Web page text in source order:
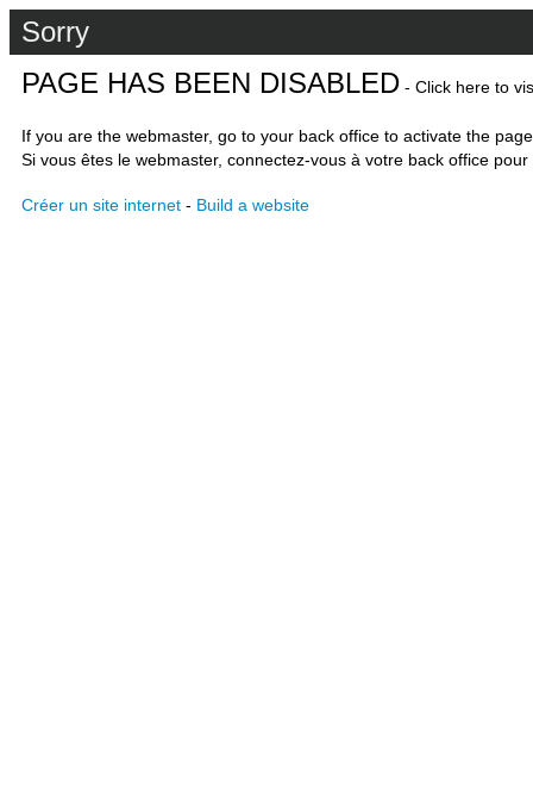
Sorry
PAGE HAS BEEN DISABLED - Click here to
If you are the webmaster, go to your back office to activate the
Si vous êtes le webmaster, connectez-vous à votre back office
Créer un site internet - Build a website